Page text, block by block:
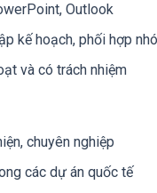
Outlook
kế hoạch, phối hợp
và có trách nhiệm
chuyên nghiệp
các dự án quốc tế